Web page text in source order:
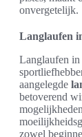
onvergetelijk.
Langlaufen
Langlaufen in
aangelegde
betoverend
zowel